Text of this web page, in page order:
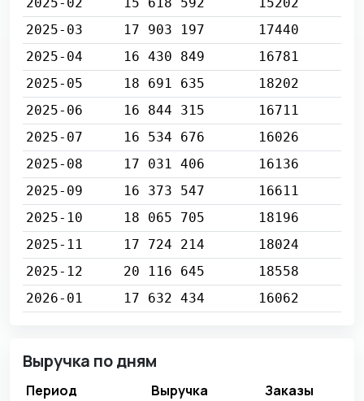
2025-02
15 618 592
15202
2025-03
17 903 197
17440
2025-04
16 430 849
16781
2025-05
18 691 635
18202
2025-06
16 844 315
16711
2025-07
16 534 676
16026
2025-08
17 031 406
16136
2025-09
16 373 547
16611
2025-10
18 065 705
18196
2025-11
17 724 214
18024
2025-12
20 116 645
18558
2026-01
17 632 434 16062
Выручка по дням
Период Выручка Заказы